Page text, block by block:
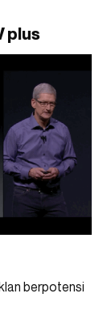
plus
berpotensi